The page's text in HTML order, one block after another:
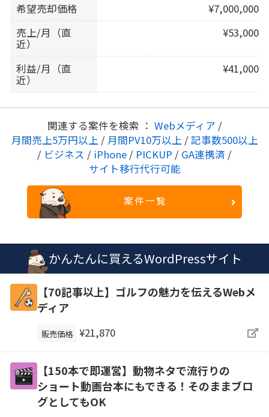
希望売却価格
¥7,000,000
売上/月（直
近）
¥53,000
利益/月（直
近）
¥41,000
関連する案件を検索 ： Webメディア /
月間売上5万円以上 / 月間PV10万以上 / 記事数500以上
/ ビジネス / iPhone / PICKUP / GA連携済 /
サイト移行代行可能
案件一覧
かんたんに買えるWordPressサイト
【70記事以上】ゴルフの魅力を伝えるWebメ
ディア
販売価格 ¥21,870
【150本で即運営】動物ネタで流行りの
ショート動画台本にもできる！そのままブロ
グとしてもOK